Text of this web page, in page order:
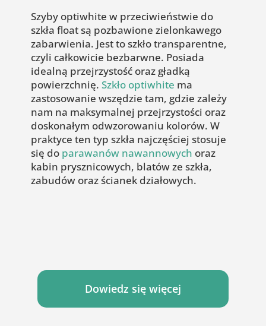
Szyby optiwhite w przeciwieństwie do
szkła float są pozbawione zielonkawego
zabarwienia. Jest to szkło transparentne,
czyli całkowicie bezbarwne. Posiada
idealną przejrzystość oraz gładką
powierzchnię.Szkło optiwhite ma
zastosowanie wszędzie tam, gdzie zależy
nam na maksymalnej przejrzystości oraz
doskonałym odwzorowaniu kolorów. W
praktyce ten typ szkła najczęściej stosuje
się do parawanów nawannowych oraz
kabin prysznicowych, blatów ze szkła,
zabudów oraz ścianek działowych.
Dowiedz się więcej